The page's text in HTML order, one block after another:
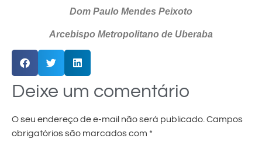
Dom Paulo Mendes Peixoto
Arcebispo Metropolitano de Uberaba
Deixe um comentário
O seu endereço de e-mail não será publicado. Campos
obrigatórios são marcados com *